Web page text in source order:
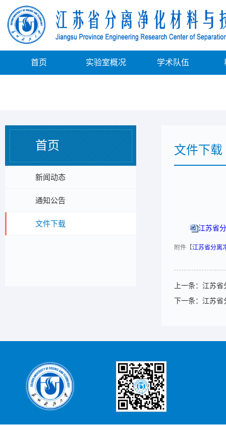
首页 实验室概况 学术队伍
首页
新闻动态
通知公告
文件下载
文件下载
江苏省
附件【江苏省分离
上一条： 江苏省
下一条： 江苏省